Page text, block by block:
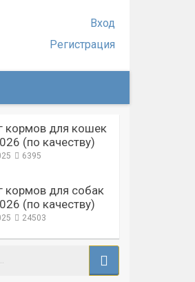
Вход
Регистрация
кормов для кошек
(по качеству)
6395
кормов для собак
(по качеству)
24503